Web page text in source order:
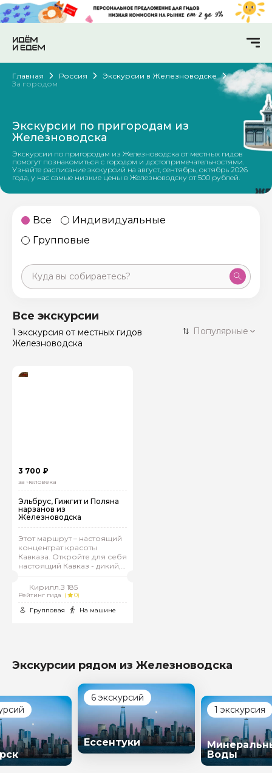
Главная Россия
Экскурсии в Железноводске
За городом
Экскурсии по пригородам из
Железноводска
Экскурсии по пригородам из Железноводска от местных гидов
помогут познакомиться с городом и достопримечательностями.
Узнайте расписание экскурсий на август, сентябрь, октябрь 2026
года, у нас самые низкие цены в Железноводску от 500 рублей.
Все
Индивидуальные
Групповые
Санкт-Петербург
Россия
50 экскурсий
Все экскурсии
1 экскурсия от местных гидов
Железноводска
Популярные
3 700 ₽
за человека
Эльбрус, Гижгит и Поляна
нарзанов из
Железноводска
Этот маршрут – настоящий
концентрат красоты
Кавказа. Откройте для себя
настоящий Кавказ - дикий,
незабываемый!
Кирилл.З 185
Рейтинг гида (
0)
Групповая
На машине
Экскурсии рядом из Железноводска
6 экскурсий
Ессентуки
1 экскурсия
Воды